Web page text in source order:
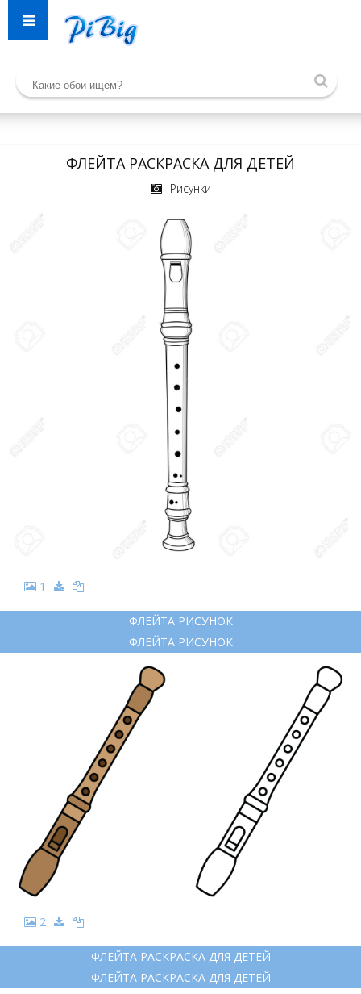
ФЛЕЙТА РАСКРАСКА ДЛЯ ДЕТЕЙ
Рисунки
1
ФЛЕЙТА РИСУНОК
ФЛЕЙТА РИСУНОК
2
ФЛЕЙТА РАСКРАСКА ДЛЯ ДЕТЕЙ
ФЛЕЙТА РАСКРАСКА ДЛЯ ДЕТЕЙ